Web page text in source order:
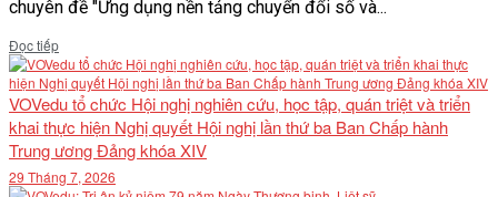
chuyên đề "Ứng dụng nền tảng chuyển đổi số và...
Đọc tiếpDetails
VOVedu tổ chức Hội nghị nghiên cứu, học tập, quán triệt và triển
khai thực hiện Nghị quyết Hội nghị lần thứ ba Ban Chấp hành
Trung ương Đảng khóa XIV
29 Tháng 7, 2026